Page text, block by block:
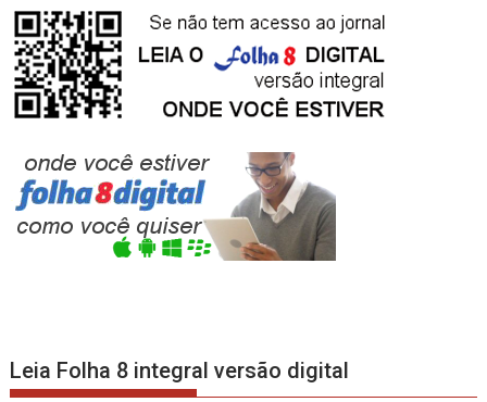
Leia Folha 8 integral versão digital